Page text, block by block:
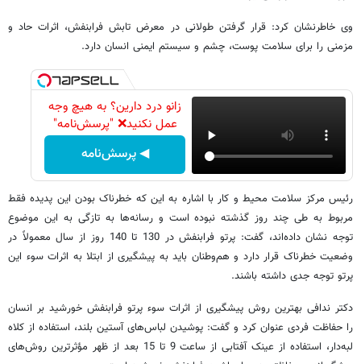
وی خاطرنشان کرد: قرار گرفتن طولانی در معرض تابش فرابنفش، اثرات حاد و
مزمنی را برای سلامت پوست، چشم و سیستم ایمنی انسان دارد.
زانو درد دارین؟ به هیچ وجه
عمل نکنید❌ "پرسش‌نامه"
◀ پرسش‌نامه
رئیس مرکز سلامت محیط و کار با اشاره به این که خطرناک بودن این پدیده فقط
مربوط به طی چند روز گذشته نبوده است و رسانه‌ها به تازگی به این موضوع
توجه نشان داده‌اند، گفت: پرتو فرابنفش در 130 تا 140 روز از سال معمولاً در
وضعیت خطرناک قرار دارد و هم‌وطنان باید به پیشگیری از ابتلا به اثرات سوء این
پرتو توجه جدی داشته باشند.
دکتر ندافی بهترین روش پیشگیری از اثرات سوء پرتو فرابنفش خورشید بر انسان
را حفاظت فردی عنوان کرد و گفت: پوشیدن لباس‌های آستین بلند، استفاده از کلاه
لبه‌دار، استفاده از عینک آفتابی از ساعت 9 تا 15 بعد از ظهر مؤثرترین روش‌های